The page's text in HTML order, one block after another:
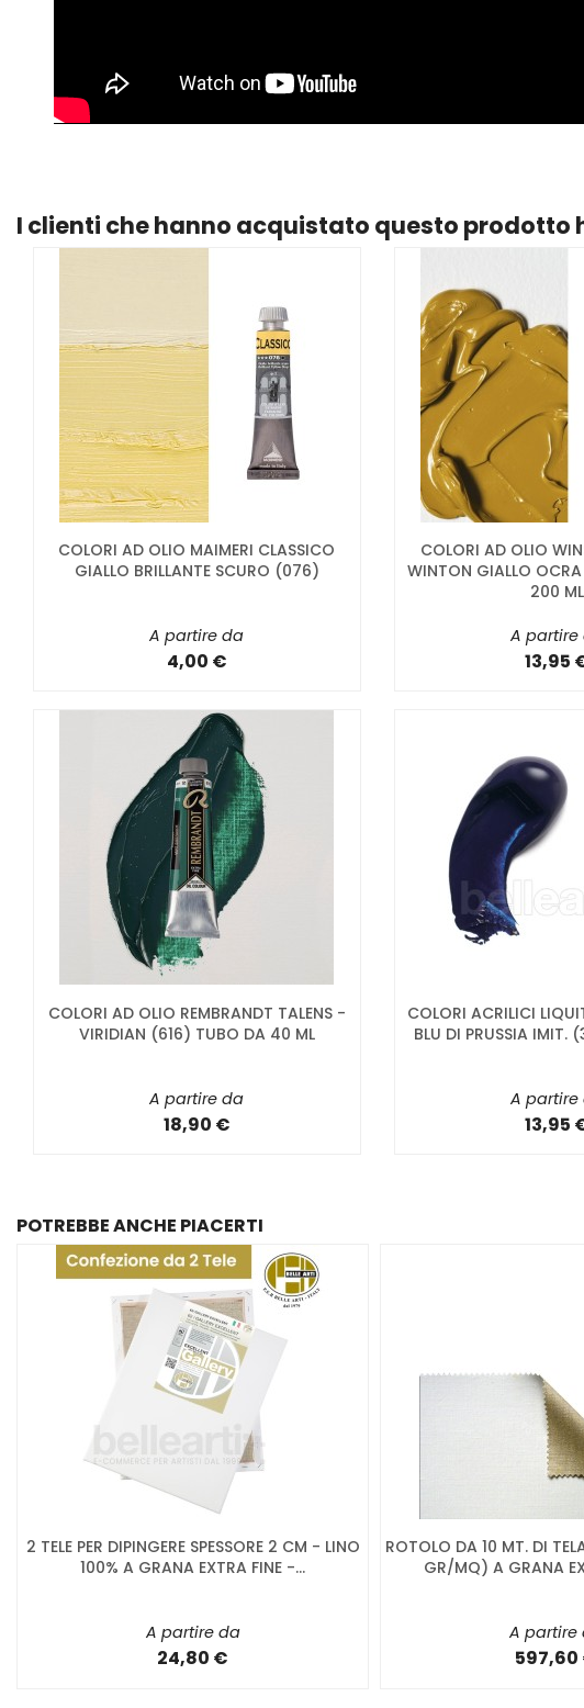
I clienti che hanno acquistato questo prodotto
COLORI AD OLIO MAIMERI CLASSICO
GIALLO BRILLANTE SCURO (076)
A partire da
4,00 €
COLORI AD OLIO
WINTON GIALLO
200 ML
A partire
13,95
COLORI AD OLIO REMBRANDT TALENS -
VIRIDIAN (616) TUBO DA 40 ML
A partire da
18,90 €
COLORI ACRILICI
BLU DI PRUSSIA IMIT.
A partire
13,95
POTREBBE ANCHE PIACERTI
2 TELE PER DIPINGERE SPESSORE 2 CM - LINO
100% A GRANA EXTRA FINE -...
A partire da
24,80 €
ROTOLO DA 10 MT. DI
GR/MQ) A GRANA
A partire
597,60